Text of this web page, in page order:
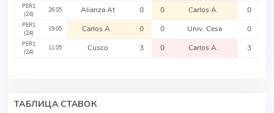
PER1
(24)
26.05 Alianza At 0 0 Carlos A. 0
PER1
(24)
19.05 Carlos A. 0 0 Univ. Cesa 0
PER1
(24)
11.05 Cusco 3 0 Carlos A. 3
ТАБЛИЦА СТАВОК